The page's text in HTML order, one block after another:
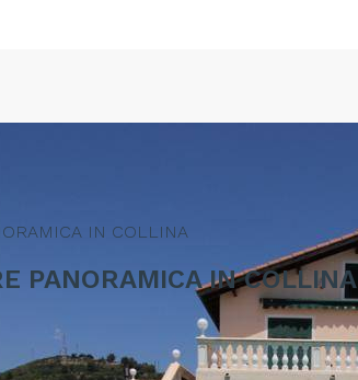
IN COLLINA
PANORAMICA IN COLLINA